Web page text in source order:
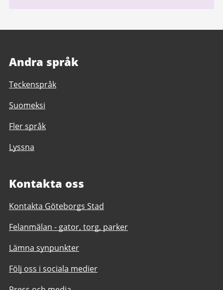
Andra språk
Teckenspråk
Suomeksi
Fler språk
Lyssna
Kontakta oss
Kontakta Göteborgs Stad
Felanmälan - gator, torg, parker
Lämna synpunkter
Följ oss i sociala medier